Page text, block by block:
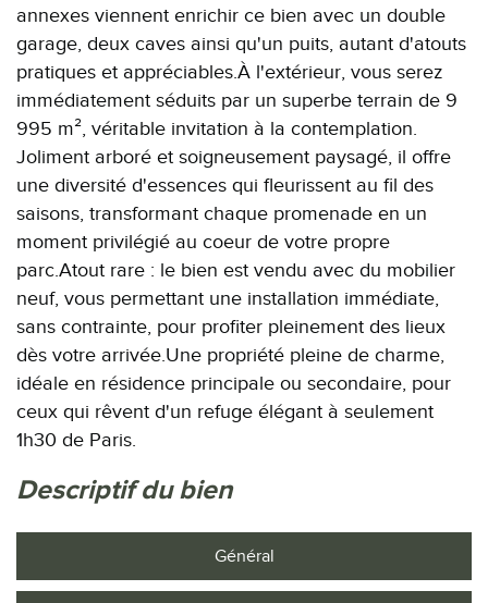
annexes viennent enrichir ce bien avec un double
garage, deux caves ainsi qu'un puits, autant d'atouts
pratiques et appréciables.À l'extérieur, vous serez
immédiatement séduits par un superbe terrain de 9
995 m², véritable invitation à la contemplation.
Joliment arboré et soigneusement paysagé, il offre
une diversité d'essences qui fleurissent au fil des
saisons, transformant chaque promenade en un
moment privilégié au coeur de votre propre
parc.Atout rare : le bien est vendu avec du mobilier
neuf, vous permettant une installation immédiate,
sans contrainte, pour profiter pleinement des lieux
dès votre arrivée.Une propriété pleine de charme,
idéale en résidence principale ou secondaire, pour
ceux qui rêvent d'un refuge élégant à seulement
1h30 de Paris.
descriptif du bien
Général